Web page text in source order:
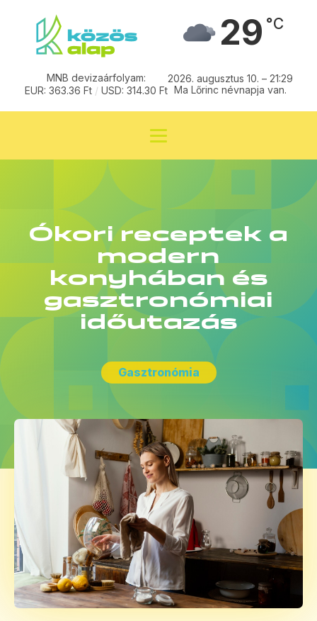
MNB devizaárfolyam:
EUR: 363.36 Ft / USD: 314.30 Ft
2026. augusztus 10. – 21:29
Ma Lőrinc névnapja van.
29 °C
Ókori receptek a
modern
konyhában és
gasztronómiai
időutazás
Gasztronómia